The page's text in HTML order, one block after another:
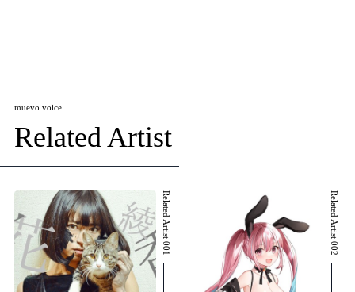
muevo voice
Related Artist
Related Artist 001 Related Artist 002